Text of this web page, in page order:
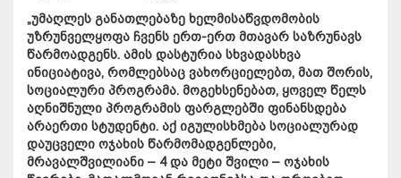
„უმაღლეს განათლებაზე ხელმისაწვდომობის
უზრუნველყოფა ჩვენს ერთ-ერთ მთავარ საზრუნავს
წარმოადგენს. ამის დასტურია სხვადასხვა
ინიციატივა, რომლებსაც ვახორციელებთ, მათ შორის,
სოციალური პროგრამა. მოგეხსენებათ, ყოველ წელს
აღნიშნული პროგრამის ფარგლებში ფინანსდება
არაერთი სტუდენტი. აქ იგულისხმება სოციალურად
დაუცველი ოჯახის წარმომადგენლები,
მრავალშვილიანი – 4 და მეტი შვილი – ოჯახის